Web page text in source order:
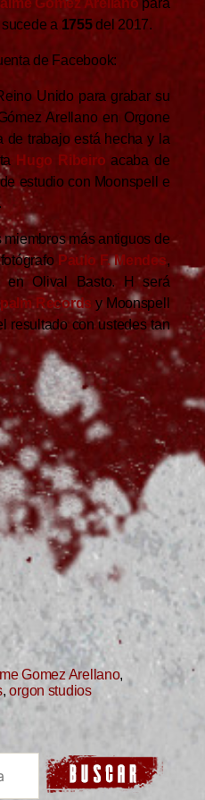
Gomez Arellano para
a 1755del 2017.
de Facebook:
Unido para grabar su
Arellano en Orgone
de trabajo está hecha y la
Hugo Ribeiro acaba de
estudio con Moonspell e
más antiguos de
Paulo F. Mendes,
en Olival Basto. H será
Records y Moonspell
resultado con ustedes tan
Gomez Arellano,
,orgon studios